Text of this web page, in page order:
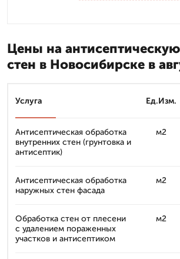
Цены на
стен в Новосибирске в
Услуга Ед.Изм.
Антисептическая обработка
внутренних стен (грунтовка и
антисептик)
м2
Антисептическая обработка
наружных стен фасада
м2
Обработка стен от плесени
с удалением пораженных
участков и антисептиком
м2